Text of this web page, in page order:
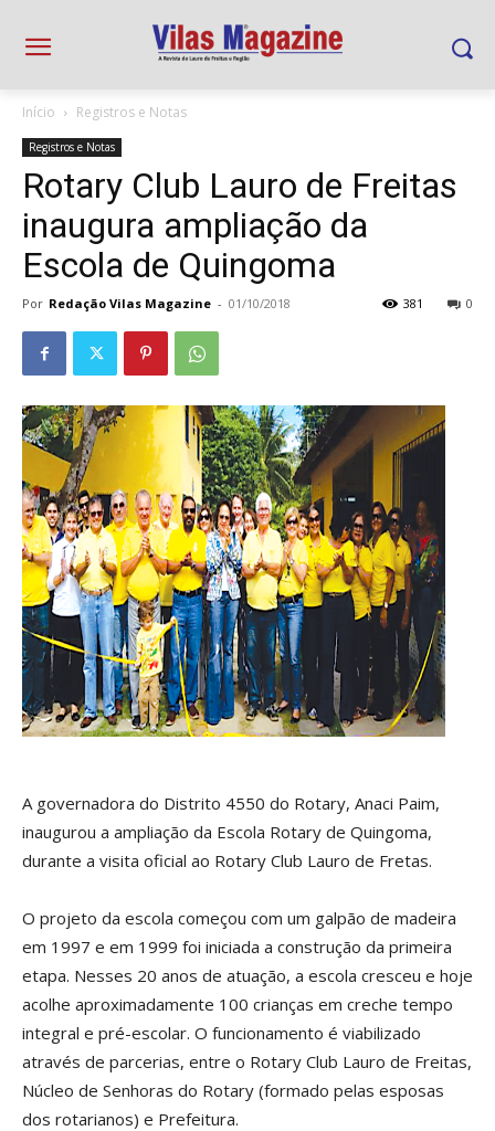
Início Registros e Notas
Registros e Notas
Rotary Club Lauro de Freitas
inaugura ampliação da
Escola de Quingoma
Por Redação Vilas Magazine - 01/10/2018 0
381
A governadora do Distrito 4550 do Rotary, Anaci Paim,
inaugurou a ampliação da Escola Rotary de Quingoma,
durante a visita oficial ao Rotary Club Lauro de Fretas.
O projeto da escola começou com um galpão de madeira
em 1997 e em 1999 foi iniciada a construção da primeira
etapa. Nesses 20 anos de atuação, a escola cresceu e hoje
acolhe aproximadamente 100 crianças em creche tempo
integral e pré-escolar. O funcionamento é viabilizado
através de parcerias, entre o Rotary Club Lauro de Freitas,
Núcleo de Senhoras do Rotary (formado pelas esposas
dos rotarianos) e Prefeitura.